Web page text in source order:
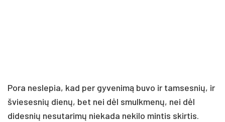
Pora neslepia, kad per gyvenimą buvo ir tamsesnių, ir
šviesesnių dienų, bet nei dėl smulkmenų, nei dėl
didesnių nesutarimų niekada nekilo mintis skirtis.